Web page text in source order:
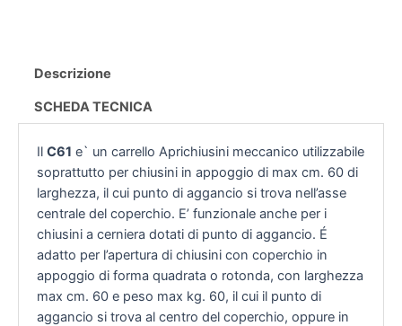
Descrizione
SCHEDA TECNICA
Il C61 e` un carrello Aprichiusini meccanico utilizzabile
soprattutto per chiusini in appoggio di max cm. 60 di
larghezza, il cui punto di aggancio si trova nell’asse
centrale del coperchio. E’ funzionale anche per i
chiusini a cerniera dotati di punto di aggancio. É
adatto per l’apertura di chiusini con coperchio in
appoggio di forma quadrata o rotonda, con larghezza
max cm. 60 e peso max kg. 60, il cui il punto di
aggancio si trova al centro del coperchio, oppure in